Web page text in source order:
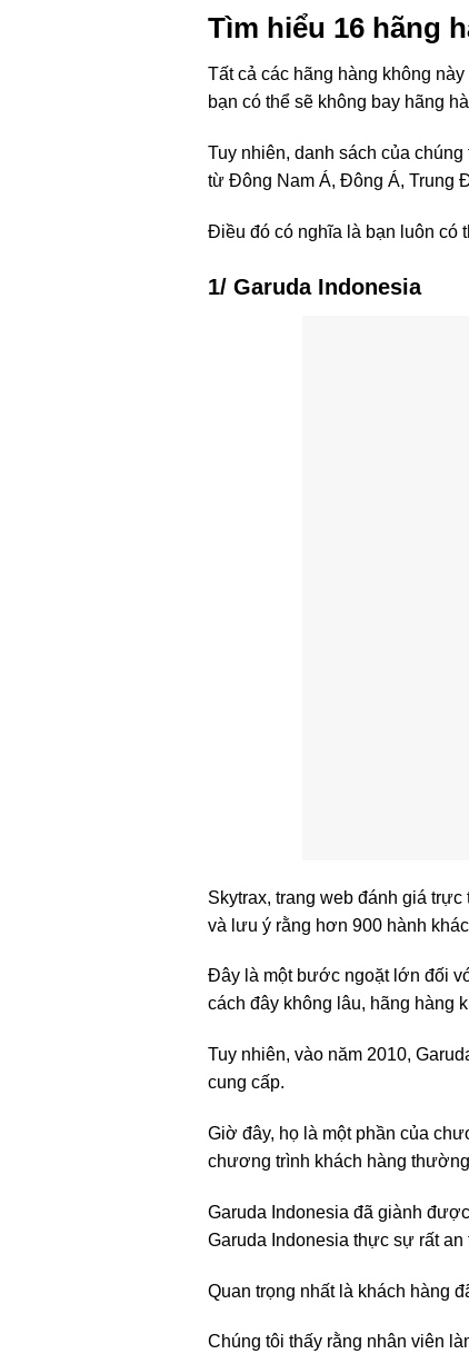
Tìm hiểu 16 hãng
Tất cả các hãng hàng không
bạn có thể sẽ không bay hãng
Tuy nhiên, danh sách của
từ Đông Nam Á, Đông Á, Trung
Điều đó có nghĩa là bạn luôn có
1/ Garuda Indonesia
Skytrax, trang web đánh giá
và lưu ý rằng hơn 900 hành
Đây là một bước ngoặt lớn đối
cách đây không lâu, hãng hàng
Tuy nhiên, vào năm 2010,
cung cấp.
Giờ đây, họ là một phần của
chương trình khách hàng
Garuda Indonesia đã giành
Garuda Indonesia thực sự rất an
Quan trọng nhất là khách hàng
Chúng tôi thấy rằng nhân viên